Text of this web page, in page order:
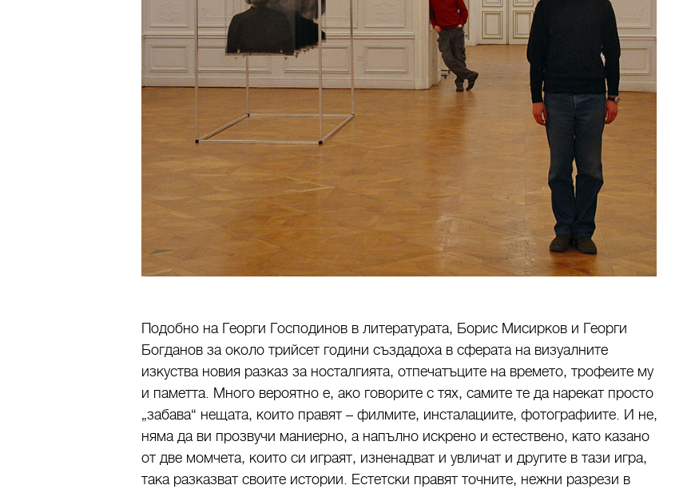
Подобно на Георги Господинов в литературата, Борис Мисирков и Георги
Богданов за около трийсет години създадоха в сферата на визуалните
изкуства новия разказ за носталгията, отпечатъците на времето, трофеите му
и паметта. Много вероятно е, ако говорите с тях, самите те да нарекат просто
„забава“ нещата, които правят – филмите, инсталациите, фотографиите. И не,
няма да ви прозвучи маниерно, а напълно искрено и естествено, като казано
от две момчета, които си играят, изненадват и увличат и другите в тази игра,
така разказват своите истории. Естетски правят точните, нежни разрези в